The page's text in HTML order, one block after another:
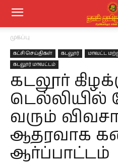
முகப்பு
கட்சி செய்திகள் கடலூர்
மாவட்ட
கடலூர் மாவட்டம்
கடலூர்
டெல்லியில்
வரும்
ஆதரவாக
ஆர்ப்பாட்டம்